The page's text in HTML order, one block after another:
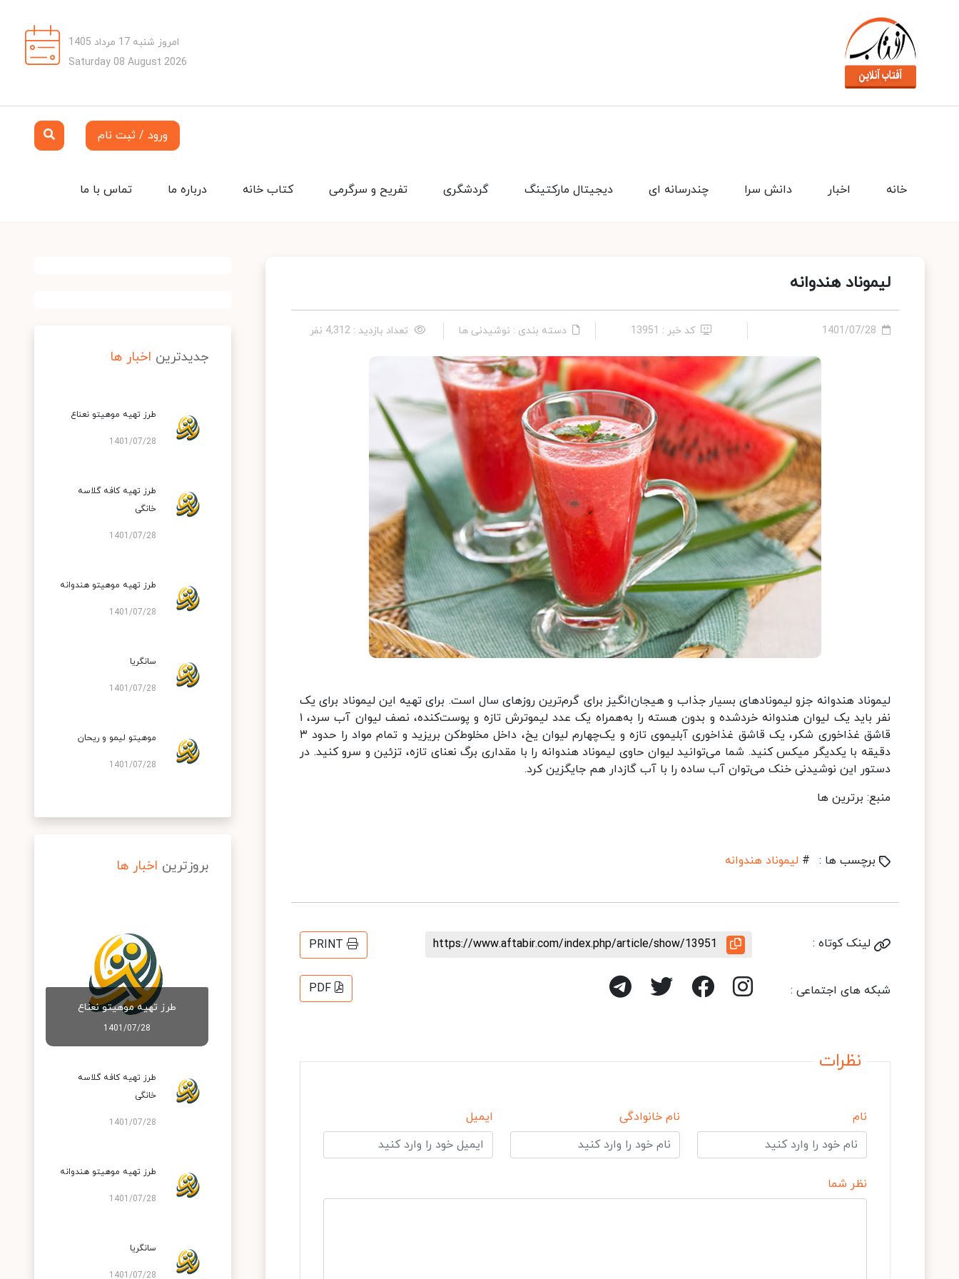
امروز شنبه 17 مرداد 1405
Saturday 08 August 2026
ورود / ثبت نام
تماس با ما درباره ما کتاب خانه تفریح و سرگرمی گردشگری دیجیتال مارکتینگ چندرسانه ای دانش سرا اخبار خانه
لیموناد هندوانه
1401/07/28 کد خبر : 13951 دسته بندی : نوشیدنی ها تعداد بازدید : 4,312 نفر
لیموناد هندوانه جزو لیموناد‌های بسیار جذاب و هیجان‌انگیز برای گرم‌ترین روز‌های سال است. برای تهیه این لیموناد برای یک
نفر باید یک لیوان هندوانه خردشده و بدون هسته را به‌همراه یک عدد لیموترش تازه و پوست‌کنده، نصف لیوان آب سرد، ۱
قاشق غذاخوری شکر، یک قاشق غذاخوری آبلیموی تازه و یک‌چهارم لیوان یخ، داخل مخلوط‌کن بریزید و تمام مواد را حدود ۳
دقیقه با یکدیگر میکس کنید. شما می‌توانید لیوان حاوی لیموناد هندوانه را با مقداری برگ نعنای تازه، تزئین و سرو کنید. در
دستور این نوشیدنی خنک می‌توان آب ساده را با آب گازدار هم جایگزین کرد.
منبع: برترین ها
برچسب ها : # لیموناد هندوانه
لینک کوتاه : https://www.aftabir.com/index.php/article/show/13951
PRINT
شبکه های اجتماعی : PDF
نظرات
نام نام خانوادگی ایمیل
نظر شما
جدیدترین اخبار ها
طرز تهیه موهیتو نعناع
1401/07/28
طرز تهیه کافه گلاسه
خانگی
1401/07/28
طرز تهیه موهیتو هندوانه
1401/07/28
سانگریا
1401/07/28
موهیتو لیمو و ریحان
1401/07/28
بروزترین اخبار ها
طرز تهیه موهیتو نعناع
1401/07/28
طرز تهیه کافه گلاسه
خانگی
1401/07/28
طرز تهیه موهیتو هندوانه
1401/07/28
سانگریا
1401/07/28